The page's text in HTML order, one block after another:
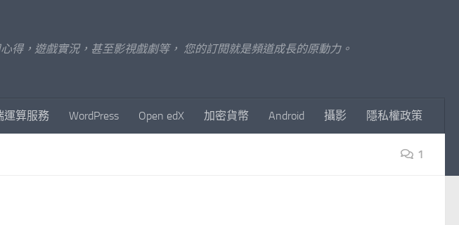
得，遊戲實況，甚至影視戲劇等， 您的訂閱就是頻道成長的原動力。
運算服務 WordPress Open edX 加密貨幣 Android 攝影 隱私權政策
1